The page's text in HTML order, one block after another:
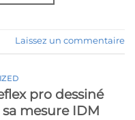
Laissez un commentaire
pro dessiné
mesure IDM